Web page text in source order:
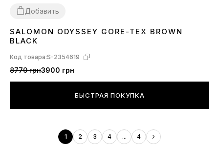
Добавить
414243 44 45
SALOMON ODYSSEY GORE-TEX BROWN
BLACK
Код товара:S-2354619
8770 грн3900 грн
БЫСТРАЯ ПОКУПКА
1 2 3 4 ... 4